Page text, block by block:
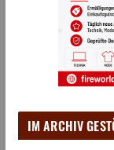
IM ARCHIV